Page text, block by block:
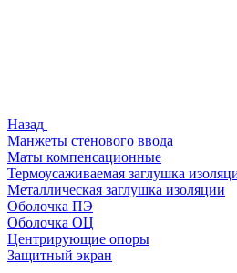
Назад
Манжеты стенового ввода
Маты компенсационные
Термоусаживаемая заглушка
Металлическая заглушка изоляции
Оболочка ПЭ
Оболочка ОЦ
Центрирующие опоры
Защитный экран